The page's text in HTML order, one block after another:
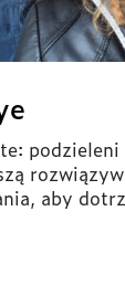
podzieleni
aby